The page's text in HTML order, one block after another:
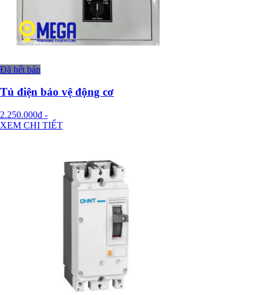
Đã hết bán
Tủ điện bảo vệ động cơ
2.250.000đ -
XEM CHI TIẾT